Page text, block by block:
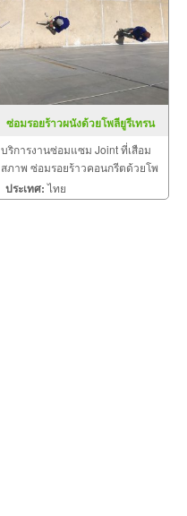
ซ่อมรอยร้าวผนังด้วยโพลียูรีเทรน
บริการงานซ่อมแซม Joint ที่เสือม
สภาพ ซ่อมรอยร้าวคอนกรีตด้วยโพ
ลียูรีเทรน ซ่อมรอยร้าวคอนกรีต
ด้วยอีพ็อกซี่ โดยทีมช่างเทคนิค
ประเทศ:ไทย